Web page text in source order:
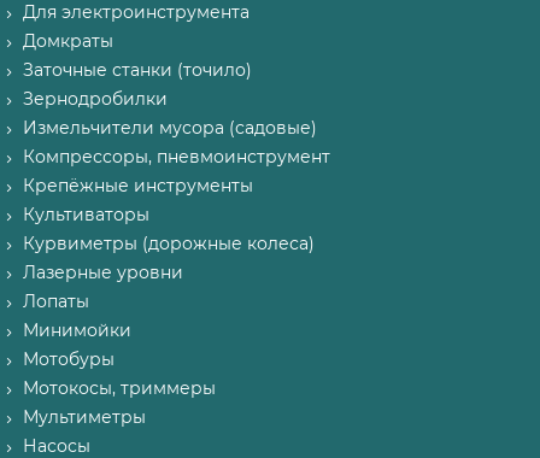
Для электроинструмента
Домкраты
Заточные станки (точило)
Зернодробилки
Измельчители мусора (садовые)
Компрессоры, пневмоинструмент
Крепёжные инструменты
Культиваторы
Курвиметры (дорожные колеса)
Лазерные уровни
Лопаты
Минимойки
Мотобуры
Мотокосы, триммеры
Мультиметры
Насосы